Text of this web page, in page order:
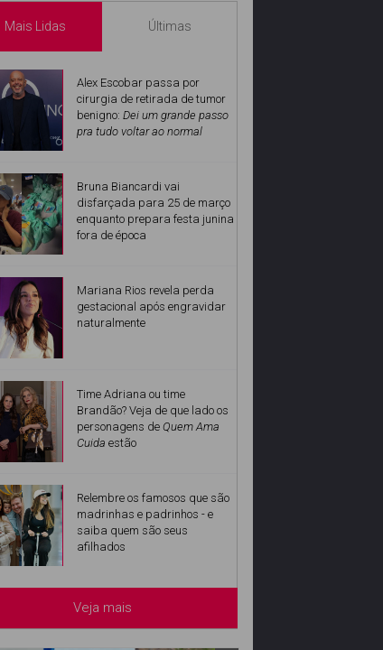
Mais Lidas Últimas
Alex Escobar passa por
cirurgia de retirada de tumor
benigno: Dei um grande passo
pra tudo voltar ao normal
Bruna Biancardi vai
disfarçada para 25 de março
enquanto prepara festa junina
fora de época
Mariana Rios revela perda
gestacional após engravidar
naturalmente
Time Adriana ou time
Brandão? Veja de que lado os
personagens de Quem Ama
Cuida estão
Relembre os famosos que são
madrinhas e padrinhos - e
saiba quem são seus
afilhados
Veja mais